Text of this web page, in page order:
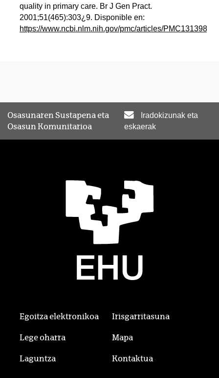
quality in primary care. Br J Gen Pract.
2001;51(465):303¿9. Disponible en:
https://www.ncbi.nlm.nih.gov/pmc/articles/PMC1313982/
Osasunaren Sustapena eta
Osasun Komunitarioa
Iradokizunak eta
eskaerak
Egoitza elektronikoa Irisgarritasuna
Lege oharra Mapa
Laguntza Kontaktua